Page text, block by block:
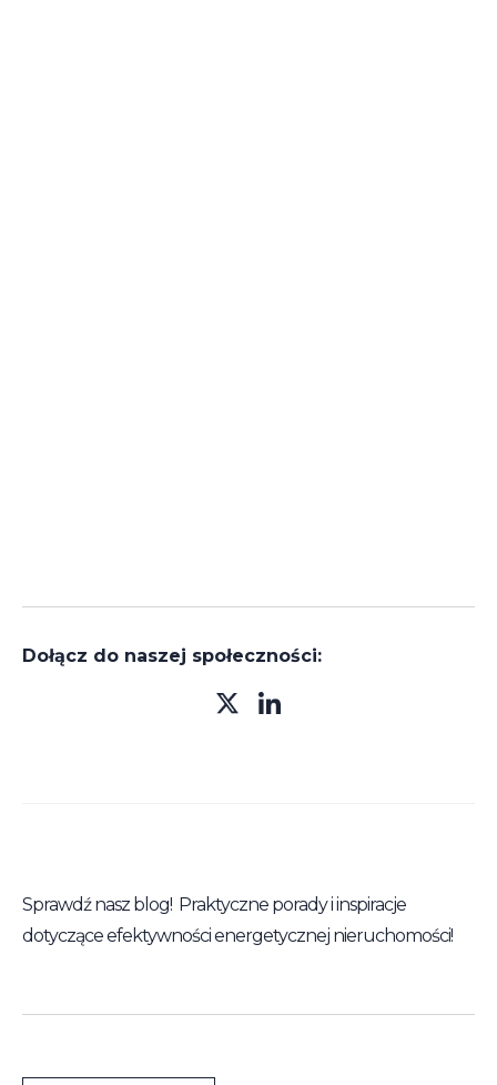
Dołącz do naszej społeczności:
Sprawdź nasz blog! Praktyczne porady i inspiracje
dotyczące efektywności energetycznej nieruchomości!